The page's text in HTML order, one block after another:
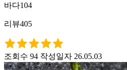
바다104
리뷰405
조회수 94 작성일자 26.05.03